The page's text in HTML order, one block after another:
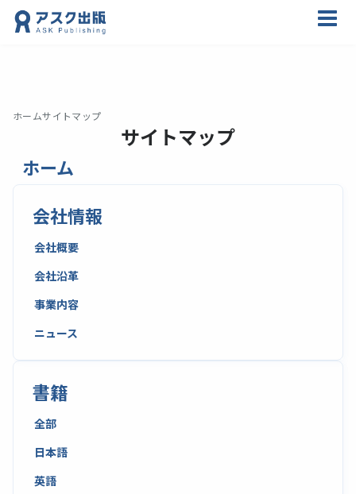
ホームサイトマップ
サイトマップ
ホーム
会社情報
会社概要
会社沿革
事業内容
ニュース
書籍
全部
日本語
英語